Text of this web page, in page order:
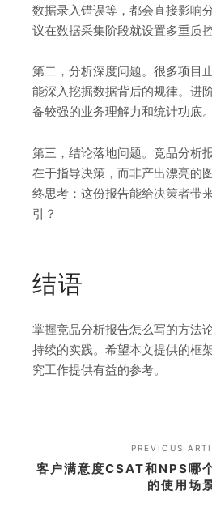
数据录入错误等，都会直接影响
议在数据采集阶段就设置多重质控
第二，分析深度问题。很多项目
能深入挖掘数据背后的规律。进
备较强的业务理解力和统计功底。
第三，结论落地问题。竞品分析
在于指导决策，而非产出漂亮的
终思考：这份报告能给决策者带
引？
结语
掌握竞品分析报告怎么写的方法
持续的实践。希望本文提供的框
究工作提供有益的参考。
PREVIOUS
客户满意度CSAT和NPS哪
的使用场